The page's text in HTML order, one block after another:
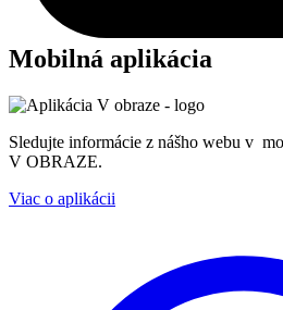
Mobilná aplikácia
Sledujte informácie z nášho webu v
V OBRAZE.
Viac o aplikácii